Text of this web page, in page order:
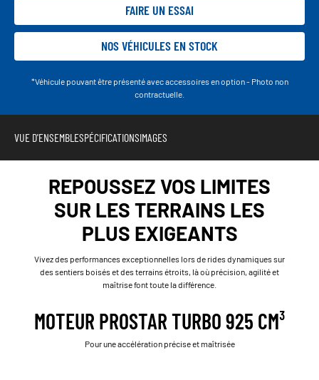
FAIRE UN ESSAI
NOS VÉHICULES EN STOCK
*Véhicule pouvant être présenté avec accessoires en option - Photo non
contractuelle.
VUE D'ENSEMBLESPÉCIFICATIONSIMAGES
REPOUSSEZ VOS LIMITES
SUR LES TERRAINS LES
PLUS EXIGEANTS
Vivez des performances exceptionnelles lors de rides dynamiques sur
des sentiers boisés et des terrains étroits, là où précision, agilité et
maîtrise font toute la différence.
MOTEUR PROSTAR TURBO 925 CM³
Pour une accélération précise et maîtrisée